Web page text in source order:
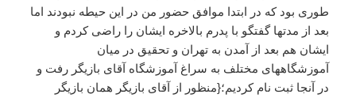
طوری بود که در ابتدا موافق حضور من در این حیطه نبودند اما
بعد از مدتها گفتگو با پدرم بالاخره ایشان را راضی کردم و
ایشان هم بعد از آمدن به تهران و تحقیق در میان
آموزشگاههای مختلف به سراغ آموزشگاه آقای بازیگر رفت و
در آنجا ثبت نام کردیم؛{منظور از آقای بازیگر همان بازیگر